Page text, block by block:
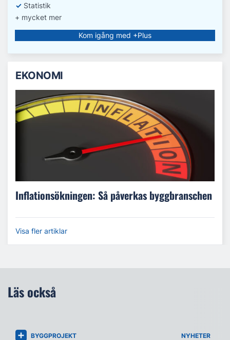
✓ Statistik
+ mycket mer
Kom igång med +Plus
EKONOMI
Inflationsökningen: Så påverkas byggbranschen
Visa fler artiklar
Läs också
BYGGPROJEKT NYHETER